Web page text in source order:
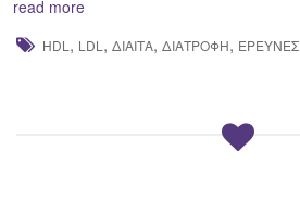
read more
HDL , LDL , ΔΊΑΙΤΑ, ΔΙΑΤΡΟΦΉ, ΈΡΕΥΝΕΣ